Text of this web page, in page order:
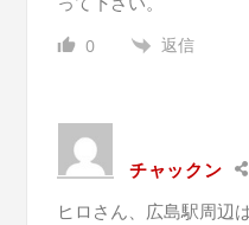
0 返信
チャックン
ヒロさん、広島駅周辺